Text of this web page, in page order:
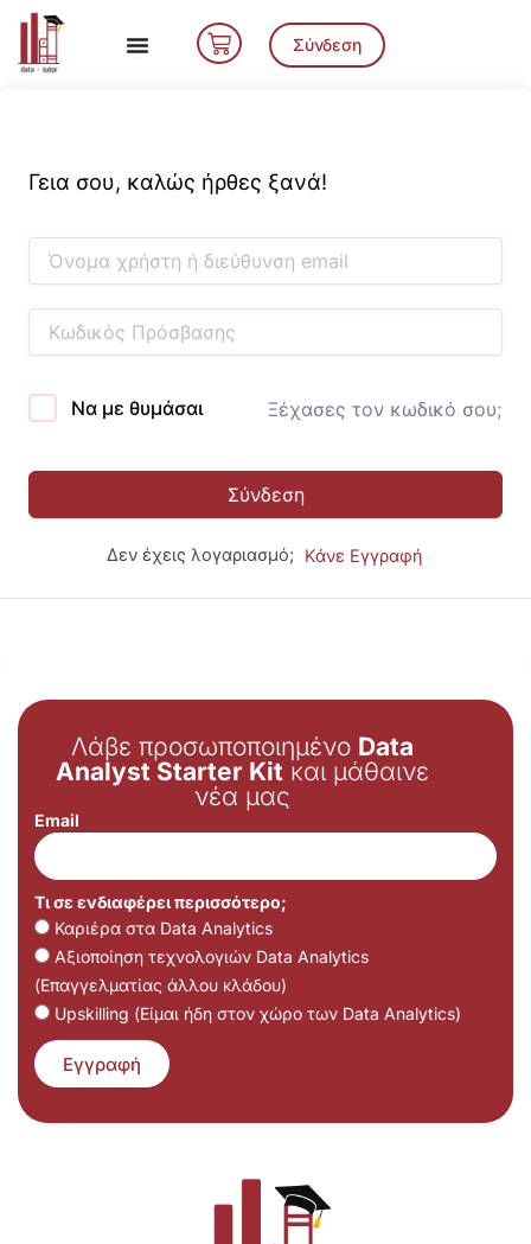
Μετάβαση
περιεχόμενο
Cart Σύνδεση
Γεια σου, καλώς ήρθες ξανά!
Να με θυμάσαι Ξέχασες τον κωδικό σου;
Σύνδεση
Δεν έχεις λογαριασμό; Κάνε Εγγραφή
Λάβε προσωποποιημένο Data
Analyst Starter Kit και μάθαινε
νέα μας
Email
Τι σε ενδιαφέρει περισσότερο;
Καριέρα στα Data Analytics
Αξιοποίηση τεχνολογιών Data Analytics
(Επαγγελματίας άλλου κλάδου)
Upskilling (Είμαι ήδη στον χώρο των Data Analytics)
Εγγραφή